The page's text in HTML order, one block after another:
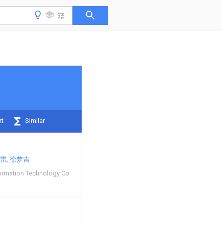
Similar
徐梦吉
Technology Co